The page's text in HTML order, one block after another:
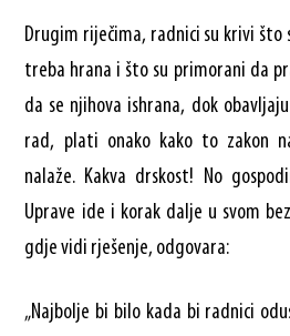
Drugim riječima, radnici su krivi
treba hrana i što su primorani da
da se njihova ishrana, dok
rad, plati onako kako to zakon
nalaže. Kakva drskost! No
Uprave ide i korak dalje u svom
gdje vidi rješenje, odgovara:
„Najbolje bi bilo kada bi radnici